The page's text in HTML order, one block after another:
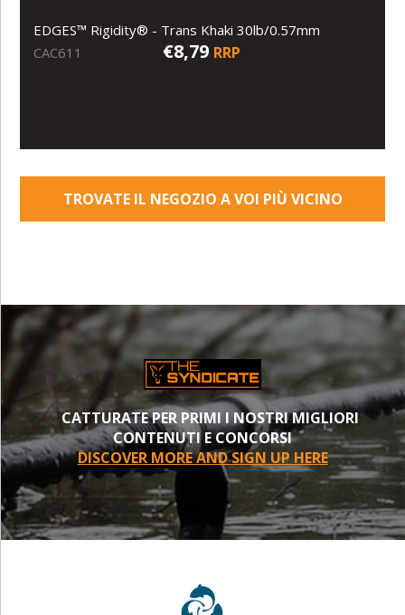
EDGES™ Rigidity® - Trans Khaki 30lb/0.57mm
CAC611
€8,79 RRP
TROVATE IL NEGOZIO A VOI PIÙ VICINO
CATTURATE PER PRIMI I NOSTRI MIGLIORI
CONTENUTI E CONCORSI
DISCOVER MORE AND SIGN UP HERE